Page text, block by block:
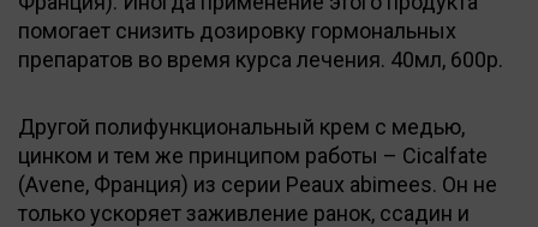
помогает снизить дозировку гормональных
препаратов во время курса лечения. 40мл, 600р.
Другой полифункциональный крем с медью,
цинком и тем же принципом работы – Cicalfate
(Avene, Франция) из серии Peaux abimees. Он не
только ускоряет заживление ранок, ссадин и